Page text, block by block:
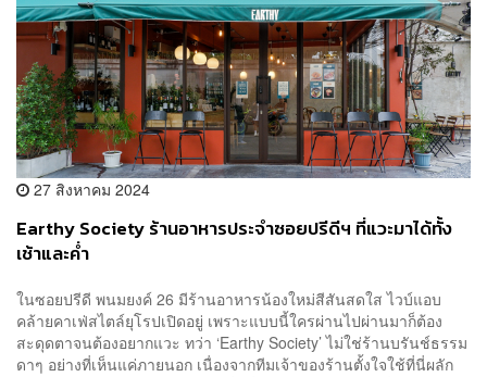
27 สิงหาคม 2024
Earthy Society ร้านอาหารประจำซอยปรีดีฯ ที่แวะมาได้ทั้ง
เช้าและค่ำ
ในซอยปรีดี พนมยงค์ 26 มีร้านอาหารน้องใหม่สีสันสดใส ไวบ์แอบ
คล้ายคาเฟ่สไตล์ยุโรปเปิดอยู่ เพราะแบบนี้ใครผ่านไปผ่านมาก็ต้อง
สะดุดตาจนต้องอยากแวะ ทว่า ‘Earthy Society’ ไม่ใช่ร้านบรันช์ธรรม
ดาๆ อย่างที่เห็นแค่ภายนอก เนื่องจากทีมเจ้าของร้านตั้งใจใช้ที่นี่ผลัก